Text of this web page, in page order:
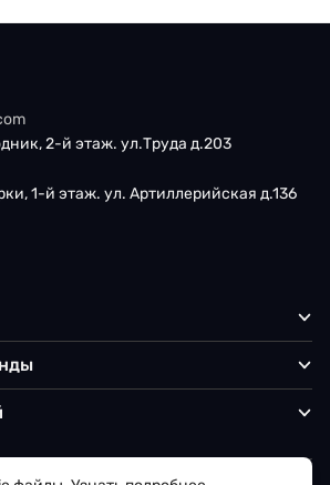
2-й этаж. ул.Труда д.203
1-й этаж. ул. Артиллерийская д.136